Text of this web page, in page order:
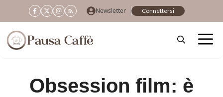
al
contenuto
Newsletter Connettersi
Obsession film: è